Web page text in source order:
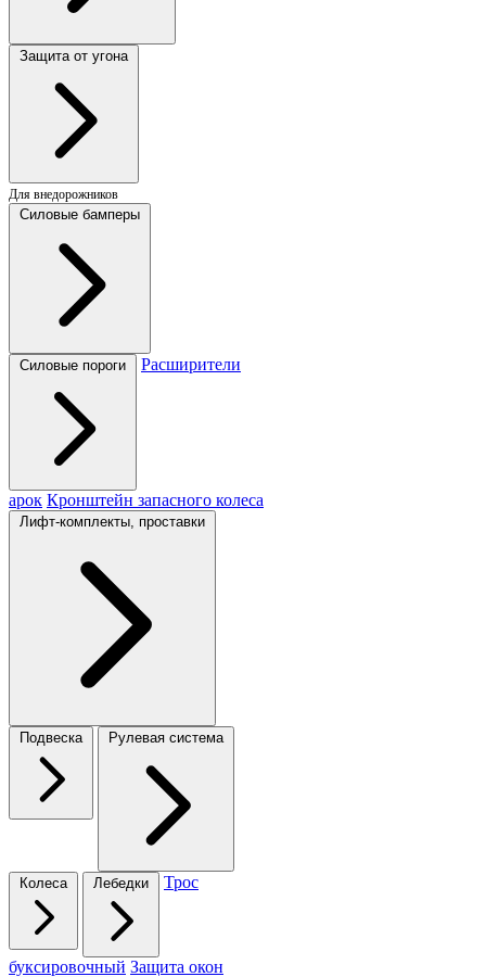
Защита от угона
Для внедорожников
Силовые бамперы
Силовые пороги Расширители
арок Кронштейн запасного колеса
Лифт-комплекты, проставки
Подвеска Рулевая система
Колеса Лебедки Трос
буксировочный Защита окон